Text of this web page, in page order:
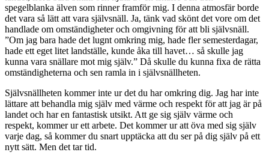
spegelblanka älven som rinner framför mig. I denna atmosfär borde
det vara så lätt att vara självsnäll. Ja, tänk vad skönt det vore om det
handlade om omständigheter och omgivning för att bli självsnäll.
”Om jag bara hade det lugnt omkring mig, hade fler semesterdagar,
hade ett eget litet landställe, kunde åka till havet… så skulle jag
kunna vara snällare mot mig själv.” Då skulle du kunna fixa de rätta
omständigheterna och sen ramla in i självsnällheten.
Självsnällheten kommer inte ur det du har omkring dig. Jag har inte
lättare att behandla mig själv med värme och respekt för att jag är på
landet och har en fantastisk utsikt. Att ge sig själv värme och
respekt, kommer ur ett arbete. Det kommer ur att öva med sig själv
varje dag, så kommer du snart upptäcka att du ser på dig själv på ett
nytt sätt. Men det tar tid.